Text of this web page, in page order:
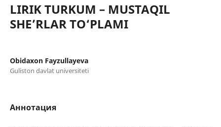
LIRIK TURKUM – MUSTAQIL
SHE’RLAR TO‘PLAMI
Obidaxon Fayzullayeva
Guliston davlat universiteti
Аннотация